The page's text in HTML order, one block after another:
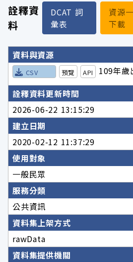
詮釋資
料
DCAT 詞
彙表
資源
下載
詮釋資料詳細內容
資料與資源
CSV 預覽 API
109年歲
詮釋資料更新時間
2026-06-22 13:15:29
建立日期
2020-02-12 11:37:29
使用對象
一般民眾
服務分類
公共資訊
資料集上架方式
rawData
資料集提供機關